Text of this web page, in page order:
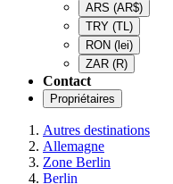
ARS (AR$)
TRY (TL)
RON (lei)
ZAR (R)
Contact
Propriétaires
Autres destinations
Allemagne
Zone Berlin
Berlin